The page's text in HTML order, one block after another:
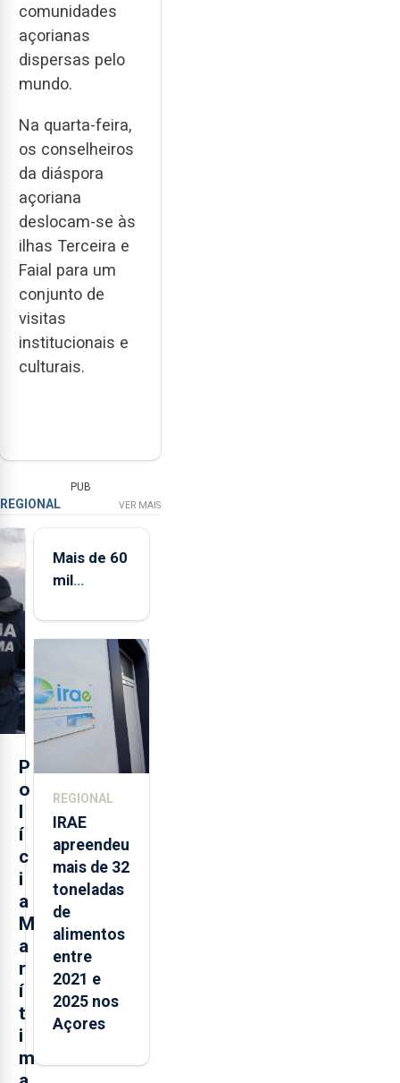
comunidades
açorianas
dispersas pelo
mundo.
Na quarta-feira,
os conselheiros
da diáspora
açoriana
deslocam-se às
ilhas Terceira e
Faial para um
conjunto de
visitas
institucionais e
culturais.
PUB
REGIONAL VER MAIS
P
o
l
í
c
i
a
M
a
r
í
t
i
m
Mais de 60
mil
ao Ensino
Superior
na 1.ª fase
REGIONAL
IRAE
apreendeu
mais de 32
toneladas
de
alimentos
entre
2021 e
2025 nos
Açores